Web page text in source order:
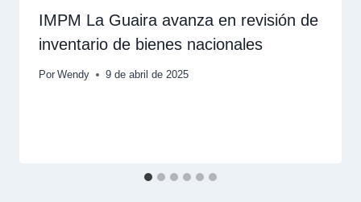
IMPM La Guaira avanza en revisión de
inventario de bienes nacionales
Por Wendy 9 de abril de 2025